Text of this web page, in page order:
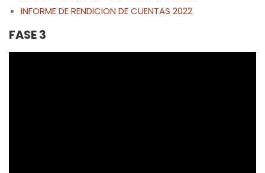
INFORME DE RENDICION DE CUENTAS 2022
FASE 3